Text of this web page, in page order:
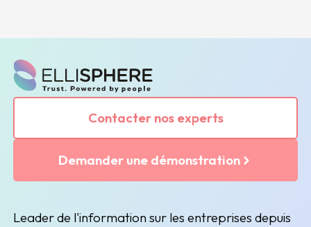
Contacter nos experts
Demander une démonstration
Leader de l'information sur les entreprises depuis